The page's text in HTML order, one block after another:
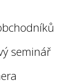
seminář